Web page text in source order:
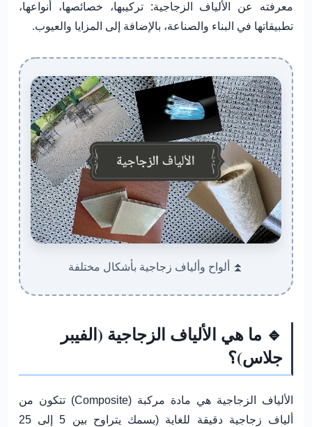
معرفته عن الألياف الزجاجية: تركيبها، خصائصها، أنواعها،
تطبيقاتها في البناء والصناعة، بالإضافة إلى المزايا والعيوب.
⏫ ألواح وألياف زجاجية بأشكال مختلفة
🔹 ما هي الألياف الزجاجية (الفيبر
جلاس)؟
الألياف الزجاجية هي مادة مركبة (Composite)
تتكون من
ألياف زجاجية دقيقة للغاية (بسمك يتراوح بين 5 إلى 25